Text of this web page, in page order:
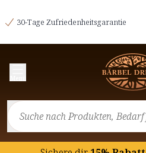
30-Tage Zufriedenheitsgarantie